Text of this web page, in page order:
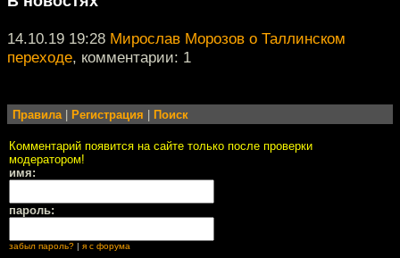
14.10.19 19:28 Мирослав Морозов о Таллинском
переходе, комментарии: 1
Правила| Регистрация Поиск
Комментарий появится на сайте только после проверки
модератором!
имя:
пароль:
забыл пароль? я с форума